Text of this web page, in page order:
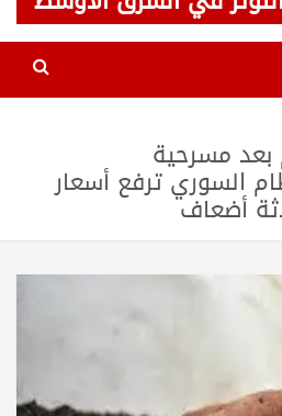
بعد مسرحية
السوري ترفع أسعار
أضعاف